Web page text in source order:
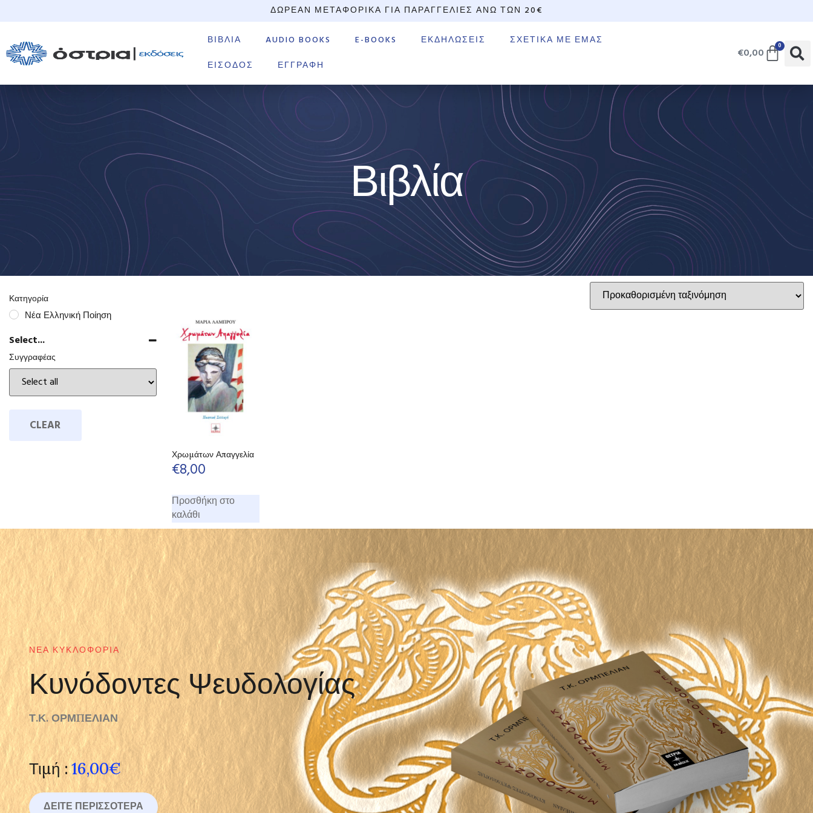
ΔΩΡΕΆΝ ΜΕΤΑΦΟΡΙΚΆ ΓΙΑ ΠΑΡΑΓΓΕΛΊΕΣ ΆΝΩ ΤΩΝ 20€
ΒΙΒΛΊΑ AUDIO BOOKS E-BOOKS ΕΚΔΗΛΏΣΕΙΣ
ΣΧΕΤΙΚΆ ΜΕ ΕΜΆΣ
ΕΊΣΟΔΟΣ
ΕΓΓΡΑΦΉ
€0,00 0
Βιβλία
Κατηγορία
Νέα Ελληνική Ποίηση
Select...
Συγγραφέας
CLEAR
Χρωμάτων Απαγγελία
€8,00
Προσθήκη στο
καλάθι
ΝΈΑ ΚΥΚΛΟΦΟΡΊΑ
Κυνόδοντες Ψευδολογίας
Τ.Κ. ΟΡΜΠΕΛΙΑΝ
Τιμή : 16,00€
ΔΕΊΤΕ ΠΕΡΙΣΣΌΤΕΡΑ